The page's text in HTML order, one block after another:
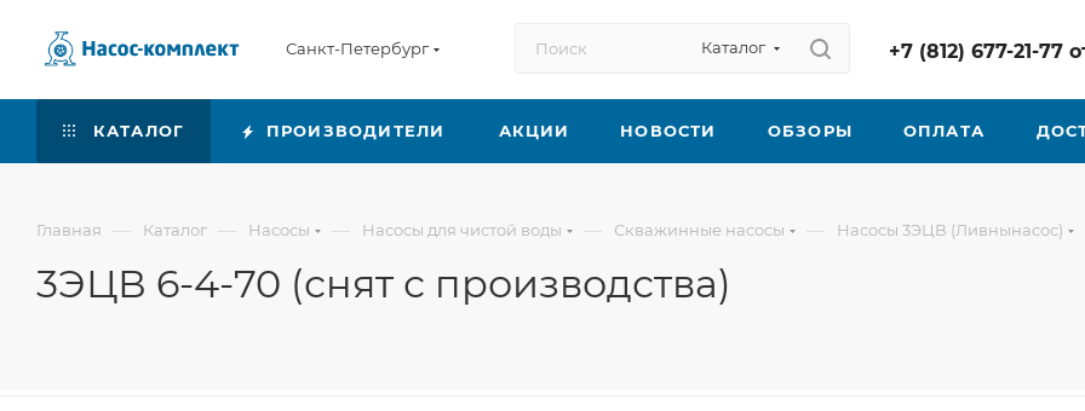
Санкт-Петербург Каталог +7 (812) 677-21-77
КАТАЛОГ ПРОИЗВОДИТЕЛИ АКЦИИ НОВОСТИ ОБЗОРЫ ОПЛАТА
Главная — Каталог — Насосы — Насосы для чистой воды — Скважинные насосы — Насосы 3ЭЦВ (Ливнынасос)
3ЭЦВ 6-4-70 (снят с производства)